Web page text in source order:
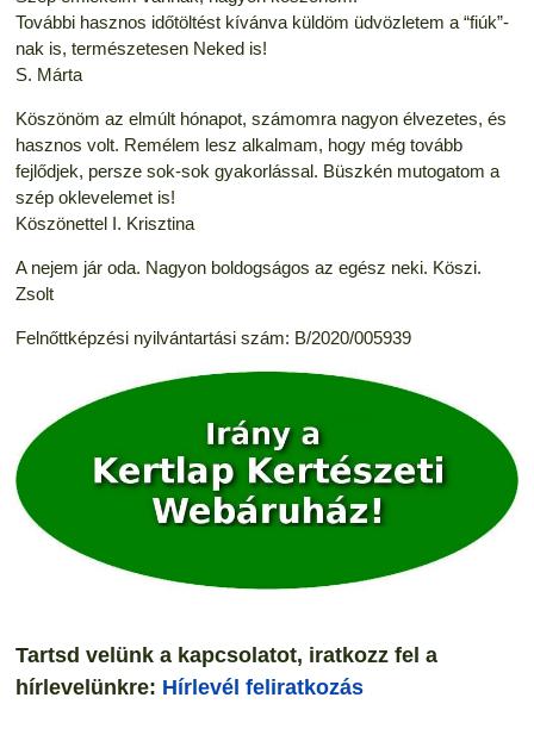
További hasznos időtöltést kívánva küldöm üdvözletem a “fiúk”-
nak is, természetesen Neked is!
S. Márta
Köszönöm az elmúlt hónapot, számomra nagyon élvezetes, és
hasznos volt. Remélem lesz alkalmam, hogy még tovább
fejlődjek, persze sok-sok gyakorlással. Büszkén mutogatom a
szép oklevelemet is!
Köszönettel I. Krisztina
A nejem jár oda. Nagyon boldogságos az egész neki. Köszi.
Zsolt
Felnőttképzési nyilvántartási szám: B/2020/005939
Tartsd velünk a kapcsolatot, iratkozz fel a
hírlevelünkre: Hírlevél feliratkozás